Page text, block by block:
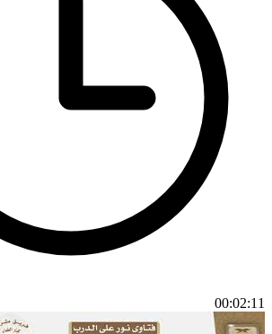
00:02:11